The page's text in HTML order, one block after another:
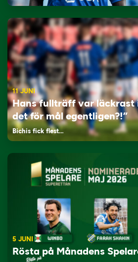
11 JUNI
Hans fullträff var läckrast
det för mål egentligen?!”
Bichis fick flest…
5 JUNI
Rösta på Månadens